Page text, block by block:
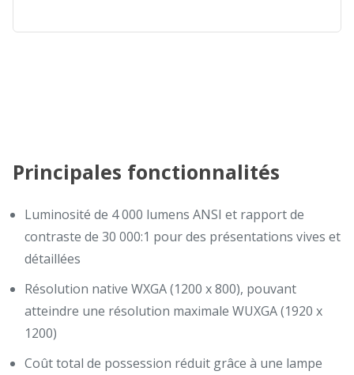
Principales fonctionnalités
Luminosité de 4 000 lumens ANSI et rapport de
contraste de 30 000:1 pour des présentations vives et
détaillées
Résolution native WXGA (1200 x 800), pouvant
atteindre une résolution maximale WUXGA (1920 x
1200)
Coût total de possession réduit grâce à une lampe